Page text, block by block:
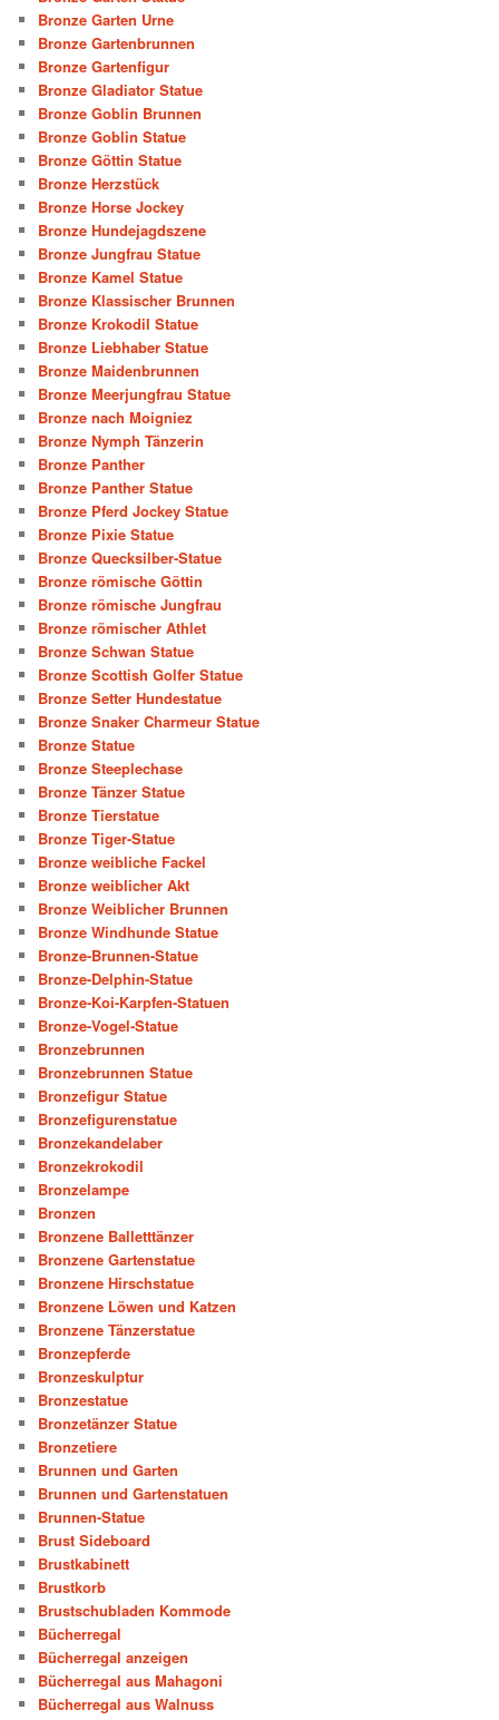
Bronze Garten Urne
Bronze Gartenbrunnen
Bronze Gartenfigur
Bronze Gladiator Statue
Bronze Goblin Brunnen
Bronze Goblin Statue
Bronze Göttin Statue
Bronze Herzstück
Bronze Horse Jockey
Bronze Hundejagdszene
Bronze Jungfrau Statue
Bronze Kamel Statue
Bronze Klassischer Brunnen
Bronze Krokodil Statue
Bronze Liebhaber Statue
Bronze Maidenbrunnen
Bronze Meerjungfrau Statue
Bronze nach Moigniez
Bronze Nymph Tänzerin
Bronze Panther
Bronze Panther Statue
Bronze Pferd Jockey Statue
Bronze Pixie Statue
Bronze Quecksilber-Statue
Bronze römische Göttin
Bronze römische Jungfrau
Bronze römischer Athlet
Bronze Schwan Statue
Bronze Scottish Golfer Statue
Bronze Setter Hundestatue
Bronze Snaker Charmeur Statue
Bronze Statue
Bronze Steeplechase
Bronze Tänzer Statue
Bronze Tierstatue
Bronze Tiger-Statue
Bronze weibliche Fackel
Bronze weiblicher Akt
Bronze Weiblicher Brunnen
Bronze Windhunde Statue
Bronze-Brunnen-Statue
Bronze-Delphin-Statue
Bronze-Koi-Karpfen-Statuen
Bronze-Vogel-Statue
Bronzebrunnen
Bronzebrunnen Statue
Bronzefigur Statue
Bronzefigurenstatue
Bronzekandelaber
Bronzekrokodil
Bronzelampe
Bronzen
Bronzene Balletttänzer
Bronzene Gartenstatue
Bronzene Hirschstatue
Bronzene Löwen und Katzen
Bronzene Tänzerstatue
Bronzepferde
Bronzeskulptur
Bronzestatue
Bronzetänzer Statue
Bronzetiere
Brunnen und Garten
Brunnen und Gartenstatuen
Brunnen-Statue
Brust Sideboard
Brustkabinett
Brustkorb
Brustschubladen Kommode
Bücherregal
Bücherregal anzeigen
Bücherregal aus Mahagoni
Bücherregal aus Walnuss